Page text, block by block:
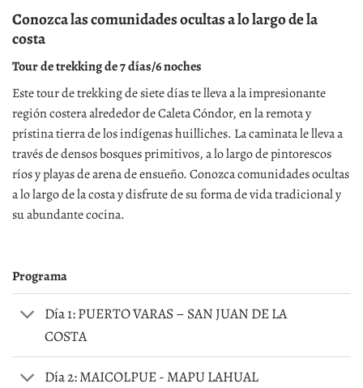
Conozca las comunidades ocultas a lo largo de la
costa
Tour de trekking de 7 días/6 noches
Este tour de trekking de siete días te lleva a la impresionante
región costera alrededor de Caleta Cóndor, en la remota y
prístina tierra de los indígenas huilliches. La caminata le lleva a
través de densos bosques primitivos, a lo largo de pintorescos
ríos y playas de arena de ensueño. Conozca comunidades ocultas
a lo largo de la costa y disfrute de su forma de vida tradicional y
su abundante cocina.
Programa
Día 1: PUERTO VARAS – SAN JUAN DE LA
COSTA
Día 2: MAICOLPUE - MAPU LAHUAL